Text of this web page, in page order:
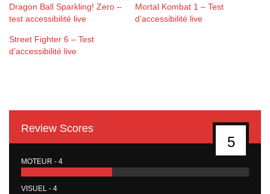
Dragon Ball Sparkling! Zero –
test accessibilité live
Mortal Kombat 1 – Test
d’accessibilité live
Street Fighter 6 – Test
d’accessibilité live
Review Scores
5
MOTEUR - 4
VISUEL - 4